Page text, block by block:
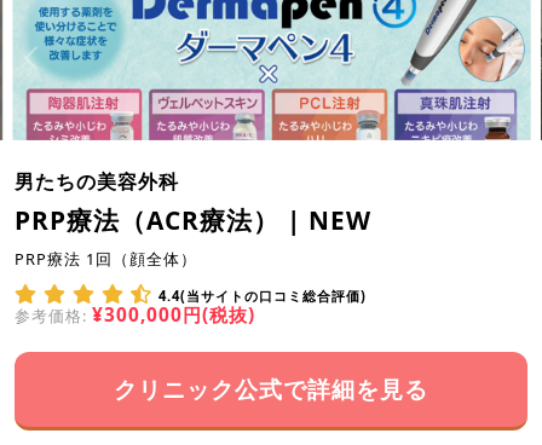
男たちの美容外科
PRP療法（ACR療法） | NEW
PRP療法 1回（顔全体）
4.4(当サイトの口コミ総合評価)
参考価格: ¥300,000円(税抜)
クリニック公式で詳細を見る